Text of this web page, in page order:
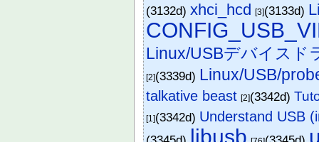
(3132d)xhci_hcd [3](3133d)
Linux/USBデバイスド
[2](3339d) Linux/USB/
talkative beast [2](3342d)
[1](3342d) Understand USB
libusb